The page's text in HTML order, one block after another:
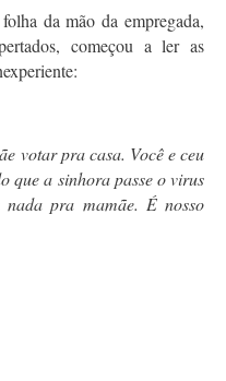
da mão da empregada,
começou a ler as
votar pra casa. Você e ceu
que a sinhora passe o virus
pra mamãe. É nosso